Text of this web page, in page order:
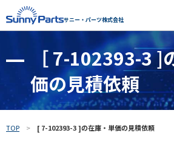
サニー・パーツ株式会社
半導体・電子部品
フリーワードで探す
［ 7-102393-3 ]
価の見積依頼
TOP [ 7-102393-3 ]の在庫・単価の見積依頼